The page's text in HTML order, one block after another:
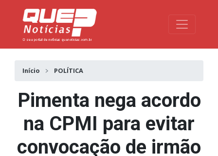
Toggle
Início POLÍTICA
Pimenta nega acordo
na CPMI para evitar
convocação de irmão